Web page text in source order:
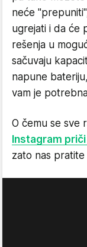
neće
ugrejati i da će
rešenja u
sačuvaju
napune
vam je
O čemu se sve
Instagram priči
zato nas pratite